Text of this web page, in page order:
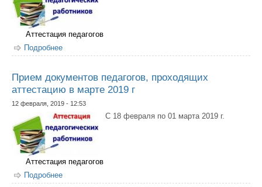
Аттестация педагогов
Подробнее
аттестацию в АПРЕЛЕ 2019 г
Прием документов педагогов, проходящих
аттестацию в марте 2019 г
12 февраля, 2019 - 12:53
С 18 февраля по 01 марта 2019 г.
Аттестация педагогов
Подробнее
аттестацию в марте 2019 г